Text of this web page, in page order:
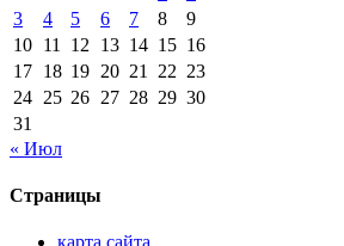
3
4 5 6 7 8
9
10 11 12 13 14 15 16
17 18 19 20 21 22 23
24 25 26 27 28 29 30
31
« Июл
Страницы